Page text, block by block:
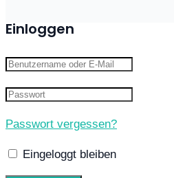
Einloggen
Passwort vergessen?
Eingeloggt bleiben